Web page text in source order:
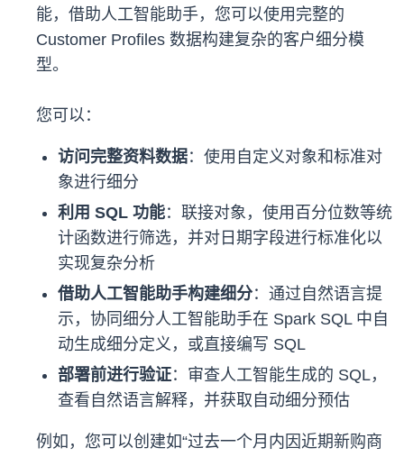
能，借助人工智能助手，您可以使用完整的
Customer Profiles 数据构建复杂的客户细分模
型。
您可以：
访问完整资料数据：使用自定义对象和标准对
象进行细分
利用 SQL 功能：联接对象，使用百分位数等统
计函数进行筛选，并对日期字段进行标准化以
实现复杂分析
借助人工智能助手构建细分：通过自然语言提
示，协同细分人工智能助手在 Spark SQL 中自
动生成细分定义，或直接编写 SQL
部署前进行验证：审查人工智能生成的 SQL，
查看自然语言解释，并获取自动细分预估
例如，您可以创建如“过去一个月内因近期新购商